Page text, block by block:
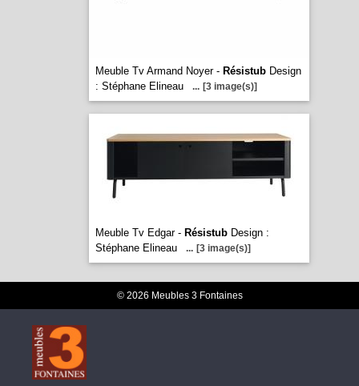
Meuble Tv Armand Noyer - RésistubDesign
: Stéphane Elineau
... [3 image(s)]
Meuble Tv Edgar - RésistubDesign :
Stéphane Elineau
... [3 image(s)]
© 2026 Meubles 3 Fontaines